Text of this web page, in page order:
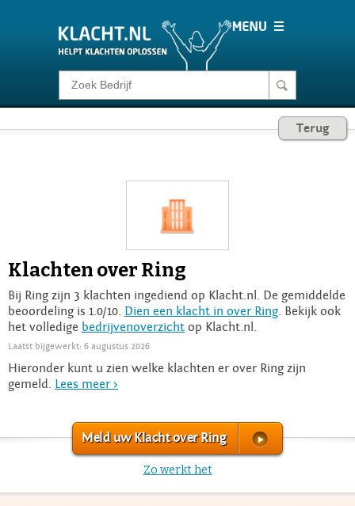
Klacht melden
Login
Terug
Klachten over Ring
Bij Ring zijn 3 klachten ingediend op Klacht.nl. De gemiddelde
beoordeling is 1.0/10. Dien een klacht in over Ring . Bekijk ook
het volledige bedrijvenoverzicht op Klacht.nl.
Laatst bijgewerkt: 6 augustus 2026
Hieronder kunt u zien welke klachten er over Ring zijn
gemeld. Lees meer >
Meld uw Klacht over Ring
Zo werkt het